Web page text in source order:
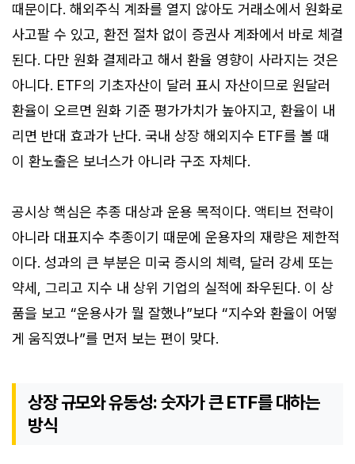
때문이다. 해외주식 계좌를 열지 않아도 거래소에서 원화로
사고팔 수 있고, 환전 절차 없이 증권사 계좌에서 바로 체결
된다. 다만 원화 결제라고 해서 환율 영향이 사라지는 것은
아니다. ETF의 기초자산이 달러 표시 자산이므로 원달러
환율이 오르면 원화 기준 평가가치가 높아지고, 환율이 내
리면 반대 효과가 난다. 국내 상장 해외지수 ETF를 볼 때
이 환노출은 보너스가 아니라 구조 자체다.
공시상 핵심은 추종 대상과 운용 목적이다. 액티브 전략이
아니라 대표지수 추종이기 때문에 운용자의 재량은 제한적
이다. 성과의 큰 부분은 미국 증시의 체력, 달러 강세 또는
약세, 그리고 지수 내 상위 기업의 실적에 좌우된다. 이 상
품을 보고 “운용사가 뭘 잘했나”보다 “지수와 환율이 어떻
게 움직였나”를 먼저 보는 편이 맞다.
상장 규모와 유동성: 숫자가 큰 ETF를 대하는
방식